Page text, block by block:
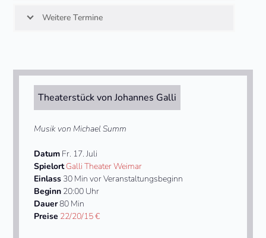
Weitere Termine
Theaterstück von Johannes Galli
Musik von Michael Summ
Datum Fr. 17. Juli
SpielortGalli Theater Weimar
Einlass 30 Min vor Veranstaltungsbeginn
Beginn 20:00 Uhr
Dauer80 Min
Preise 22/20/15 €